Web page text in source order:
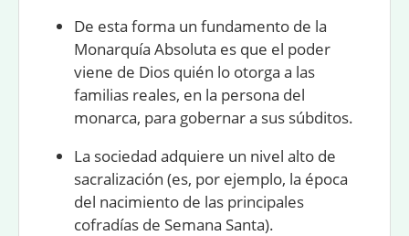
De esta forma un fundamento de la
Monarquía Absoluta es que el poder
viene de Dios quién lo otorga a las
familias reales, en la persona del
monarca, para gobernar a sus súbditos.
La sociedad adquiere un nivel alto de
sacralización (es, por ejemplo, la época
del nacimiento de las principales
cofradías de Semana Santa).